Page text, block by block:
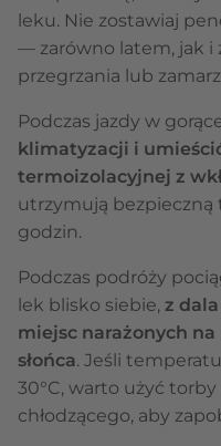
leku. Nie zostawiaj
— zarówno latem, jak i
przegrzania lub
Podczas jazdy w
klimatyzacji i
termoizolacyjnej z
utrzymują
godzin.
Podczas podróży
lek blisko siebie, z
miejsc narażonych
słońca. Jeśli
30°C, warto użyć
chłodzącego, aby